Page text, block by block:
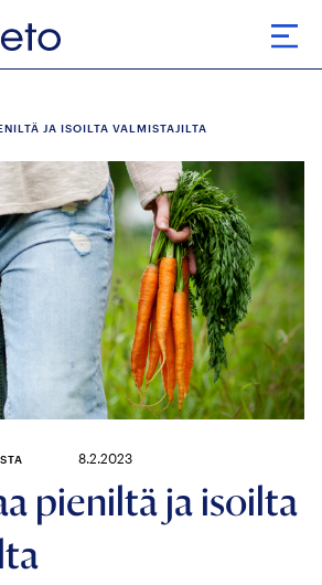
JA ISOILTA VALMISTAJILTA
pieniltä ja isoilta
8.2.2023